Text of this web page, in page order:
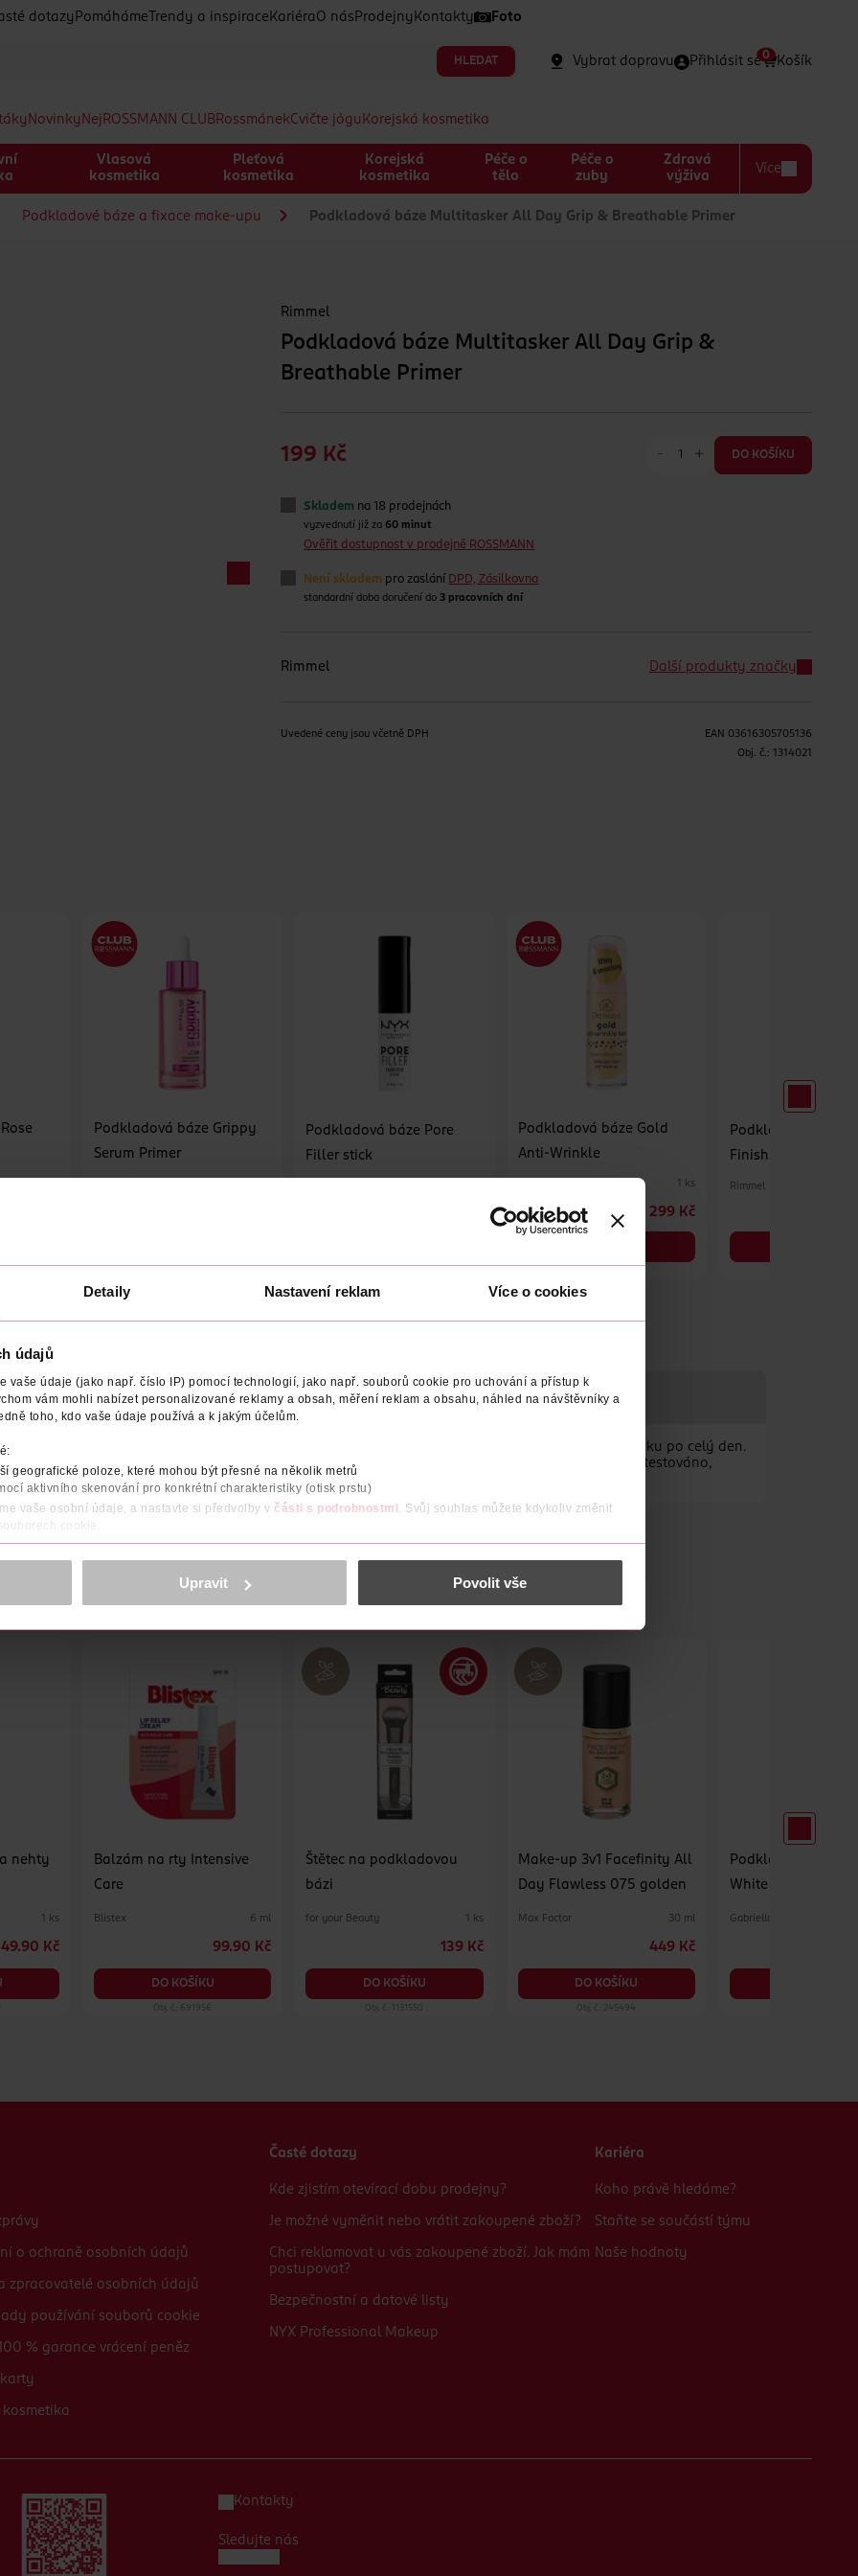
Detaily Nastavení reklam Více o cookies
údajů
vaše údaje (jako např. číslo IP) pomocí technologií, jako např. souborů cookie pro uchování a přístup k
vám mohli nabízet personalizované reklamy a obsah, měření reklam a obsahu, náhled na návštěvníky a
toho, kdo vaše údaje používá a k jakým účelům.
geografické poloze, které mohou být přesné na několik metrů
aktivního skenování pro konkrétní charakteristiky (otisk prstu)
vaše osobní údaje, a nastavte si předvolby v části s podrobnostmi . Svůj souhlas můžete kdykoliv změnit
cookie.
a reklam, funkcí sociálních médií, analýze návštěvnosti, které mohou nést osobní údaje.
osobních údajů.
<
Upravit Povolit vše
dotazy Pomáháme Trendy a inspirace Kariéra O nás Prodejny Kontakty Foto
HLEDAT Vybrat dopravu Přihlásit se Košík
0
Novinky Nej ROSSMANN CLUBRossmánekCvičte jógu Korejská kosmetika
Vlasová
kosmetika
Pleťová
kosmetika
Korejská
kosmetika
Péče o
tělo
Péče o
zuby
Zdravá
výživa
Více
Podkladové báze a fixace make-upu Podkladová báze Multitasker All Day Grip & Breathable Primer
Rimmel
Podkladová báze Multitasker All Day Grip &
Breathable Primer
199 Kč - + DO KOŠÍKU
Skladem na 18 prodejnách
vyzvednutí již za60 minut
Ověřit dostupnost v prodejně ROSSMANN
Není skladem pro zaslání DPD, Zásilkovna
standardní doba doručení do 3 pracovních dní
Rimmel Další produkty značky
Uvedené ceny jsou včetně DPH EAN 03616305705136
Obj. č.: 1314021
Podkladová báze Grippy
Serum Primer
Podkladová báze Pore
Filler stick
Podkladová báze Gold
Anti-Wrinkle
1 ks
209 Kč
CLUB cena 299 Kč
Podkladová báze
Finish
Rimmel
DODAVATELE VYROBENO V VÝROBCE/DODAVATEL
Neucpává póry a díky kyselině hyaluronové a vitamínu C okamžitě zpevňuje a hydratuje pokožku po celý den.
podkladovou bázi pod make-up, který díky němu vydrží perfektní až 24 hodin. Dermatologicky testováno,
nehty
1 ks
49.90 Kč
Balzám na rty Intensive
Care
Blistex 6 ml
99.90 Kč
DO KOŠÍKU
Obj. č.: 691956
Štětec na podkladovou
bázi
for your Beauty 1 ks
139 Kč
DO KOŠÍKU
Make-up 3v1 Facefinity All
Day Flawless 075 golden
Max Factor 30 ml
449 Kč
DO KOŠÍKU
Obj. č.: 245494
Podkladový lak
White & Hard
Gabriella Salvete
o ochraně osobních údajů
zpracovatelé osobních údajů
používání souborů cookie
% garance vrácení peněz
kosmetika
Časté dotazy
Kde zjistím otevírací dobu prodejny?
Je možné vyměnit nebo vrátit zakoupené zboží?
Chci reklamovat u vás zakoupené zboží. Jak mám
postupovat?
Bezpečnostní a datové listy
NYX Professional Makeup
Kariéra
Koho právě hledáme?
Staňte se součástí týmu
Naše hodnoty
Kontakty
Sledujte nás